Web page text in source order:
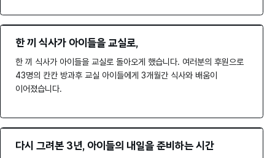
한 끼 식사가 아이들을 교실로,
한 끼 식사가 아이들을 교실로 돌아오게 했습니다. 여러분의 후원으로
43명의 칸칸 방과후 교실 아이들에게 3개월간 식사와 배움이
이어졌습니다.
다시 그려본 3년, 아이들의 내일을 준비하는 시간